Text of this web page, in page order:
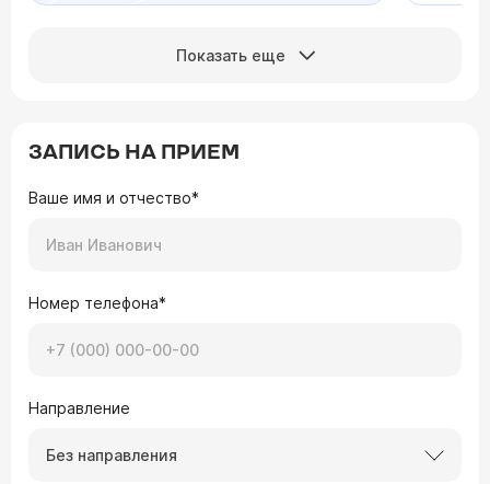
Показать еще
ЗАПИСЬ НА ПРИЕМ
Ваше имя и отчество*
Номер телефона*
Направление
Без направления